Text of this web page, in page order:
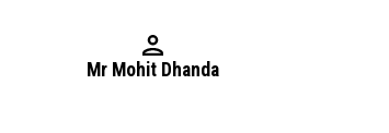
Mr Mohit Dhanda